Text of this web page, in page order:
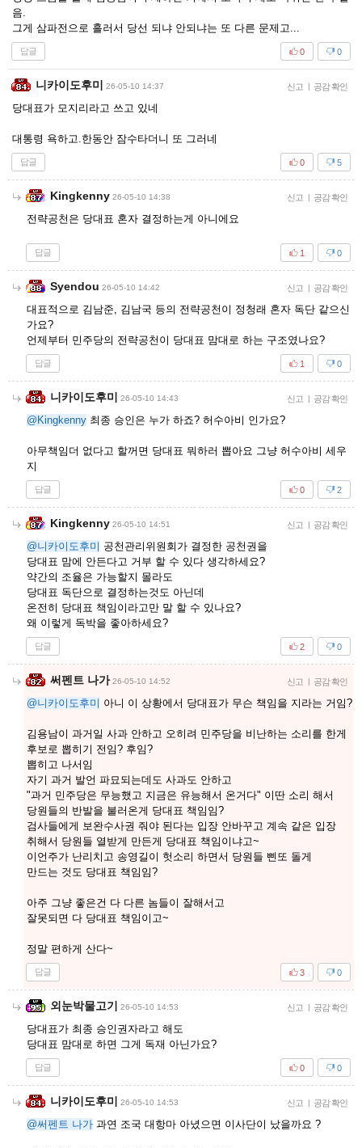
음.
그게 삼파전으로 흘러서 당선 되냐 안되냐는 또 다른 문제고...
답글 0
0
니카이도후미 26-05-10 14:37 신고 | 공감 확인
당대표가 모지리라고 쓰고 있네
대통령 욕하고.한동안 잠수타더니 또 그러네
답글 5
0
Kingkenny 26-05-10 14:38 신고 | 공감 확인
전략공천은 당대표 혼자 결정하는게 아니에요
답글 0
1
Syendou 26-05-10 14:42 신고 | 공감 확인
대표적으로 김남준, 김남국 등의 전략공천이 정청래 혼자 독단 같으신
가요?
언제부터 민주당의 전략공천이 당대표 맘대로 하는 구조였나요?
답글 0
1
니카이도후미 26-05-10 14:43 신고 | 공감 확인
@Kingkenny 최종 승인은 누가 하죠? 허수아비 인가요?
아무책임더 없다고 할꺼면 당대표 뭐하러 뽑아요 그냥 허수아비 세우
지
답글 2
0
Kingkenny 26-05-10 14:51 신고 | 공감 확인
@니카이도후미 공천관리위원회가 결정한 공천권을
당대표 맘에 안든다고 거부 할 수 있다 생각하세요?
약간의 조율은 가능할지 몰라도
당대표 독단으로 결정하는것도 아닌데
온전히 당대표 책임이라고만 말 할 수 있나요?
왜 이렇게 독박을 좋아하세요?
답글 0
2
써펜트 나가 26-05-10 14:52 신고 | 공감 확인
@니카이도후미 아니 이 상황에서 당대표가 무슨 책임을 지라는 거임?
김용남이 과거일 사과 안하고 오히려 민주당을 비난하는 소리를 한게
후보로 뽑히기 전임? 후임?
뽑히고 나서임
자기 과거 발언 파묘되는데도 사과도 안하고
"과거 민주당은 무능했고 지금은 유능해서 온거다" 이딴 소리 해서
당원들의 반발을 불러온게 당대표 책임임?
검사들에게 보완수사권 줘야 된다는 입장 안바꾸고 계속 같은 입장
취해서 당원들 열받게 만든게 당대표 책임이냐고~
이언주가 난리치고 송영길이 헛소리 하면서 당원들 삔또 돌게
만드는 것도 당대표 책임임?
아주 그냥 좋은건 다 다른 놈들이 잘해서고
잘못되면 다 당대표 책임이고~
정말 편하게 산다~
답글 0
3
외눈박물고기 26-05-10 14:53 신고 | 공감 확인
당대표가 최종 승인권자라고 해도
당대표 맘대로 하면 그게 독재 아닌가요?
답글 0
0
니카이도후미 26-05-10 14:53 신고 | 공감 확인
@써펜트 나가 과연 조국 대항마 아녔으면 이사단이 났을까요 ?